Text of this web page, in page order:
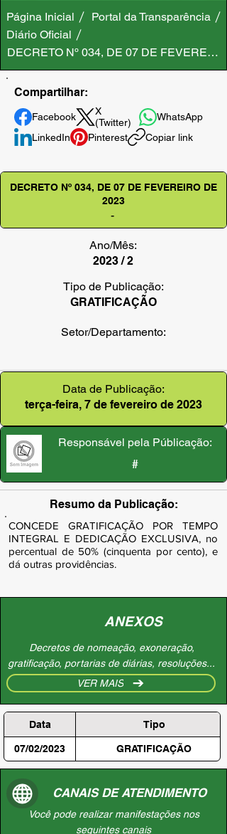
Página Inicial
Portal da Transparência
Diário Oficial
DECRETO Nº 034, DE 07 DE FEVEREIRO
Compartilhar:
Facebook
X
(Twitter)
WhatsApp
LinkedIn
Pinterest Copiar link
DECRETO Nº 034, DE 07 DE FEVEREIRO DE
2023
-
Ano/Mês:
2023 / 2
Tipo de Publicação:
GRATIFICAÇÃO
Setor/Departamento:
Data de Publicação:
terça-feira, 7 de fevereiro de 2023
Responsável pela Públicação:
#
Resumo da Publicação:
CONCEDE GRATIFICAÇÃO POR TEMPO
INTEGRAL E DEDICAÇÃO EXCLUSIVA, no
percentual de 50% (cinquenta por cento), e
dá outras providências.
ANEXOS
Decretos de nomeação, exoneração,
gratificação, portarias de diárias, resoluções...
VER MAIS
Data Tipo
07/02/2023 GRATIFICAÇÃO
CANAIS DE ATENDIMENTO
Você pode realizar manifestações nos
seguintes canais